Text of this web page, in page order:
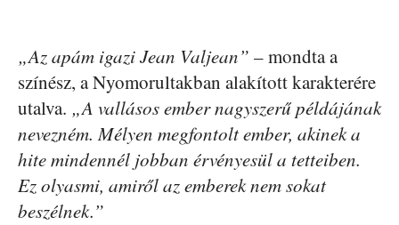
„Az apám igazi Jean Valjean” – mondta a
színész, a Nyomorultakban alakított karakterére
utalva. „A vallásos ember nagyszerű példájának
nevezném. Mélyen megfontolt ember, akinek a
hite mindennél jobban érvényesül a tetteiben.
Ez olyasmi, amiről az emberek nem sokat
beszélnek.”